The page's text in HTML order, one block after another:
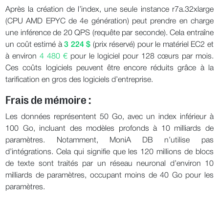
Après la création de l’index, une seule instance r7a.32xlarge
(CPU AMD EPYC de 4e génération) peut prendre en charge
une inférence de 20 QPS (requête par seconde). Cela entraîne
un coût estimé à 3 224 $ (prix réservé) pour le matériel EC2 et
à environ 4 480 € pour le logiciel pour 128 cœurs par mois.
Ces coûts logiciels peuvent être encore réduits grâce à la
tarification en gros des logiciels d’entreprise.
Frais de mémoire :
Les données représentent 50 Go, avec un index inférieur à
100 Go, incluant des modèles profonds à 10 milliards de
paramètres. Notamment, MoniA DB n’utilise pas
d’intégrations. Cela qui signifie que les 120 millions de blocs
de texte sont traités par un réseau neuronal d’environ 10
milliards de paramètres, occupant moins de 40 Go pour les
paramètres.